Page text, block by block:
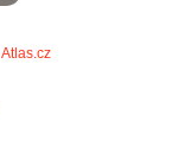
Atlas.cz